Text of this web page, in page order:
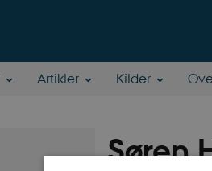
Artikler Kilder
Søren